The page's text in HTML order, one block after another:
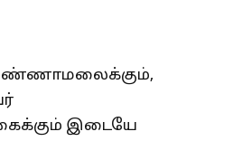
இடையே